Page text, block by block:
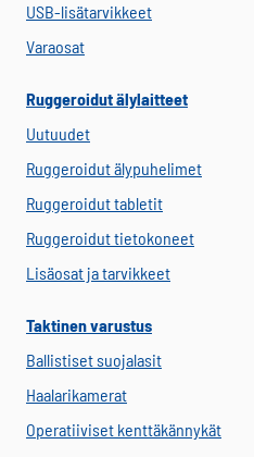
USB-lisätarvikkeet
Varaosat
Ruggeroidut älylaitteet
Uutuudet
Ruggeroidut älypuhelimet
Ruggeroidut tabletit
Ruggeroidut tietokoneet
Lisäosat ja tarvikkeet
Taktinen varustus
Ballistiset suojalasit
Haalarikamerat
Operatiiviset kenttäkännykät